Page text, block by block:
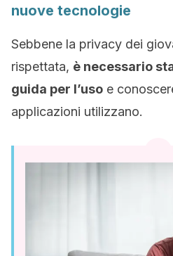
nuove tecnologie
Sebbene la privacy dei
rispettata, è necessario
guida per l’uso e
applicazioni utilizzano.